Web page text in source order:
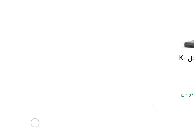
جارو برقی راسل هابز مدل K-